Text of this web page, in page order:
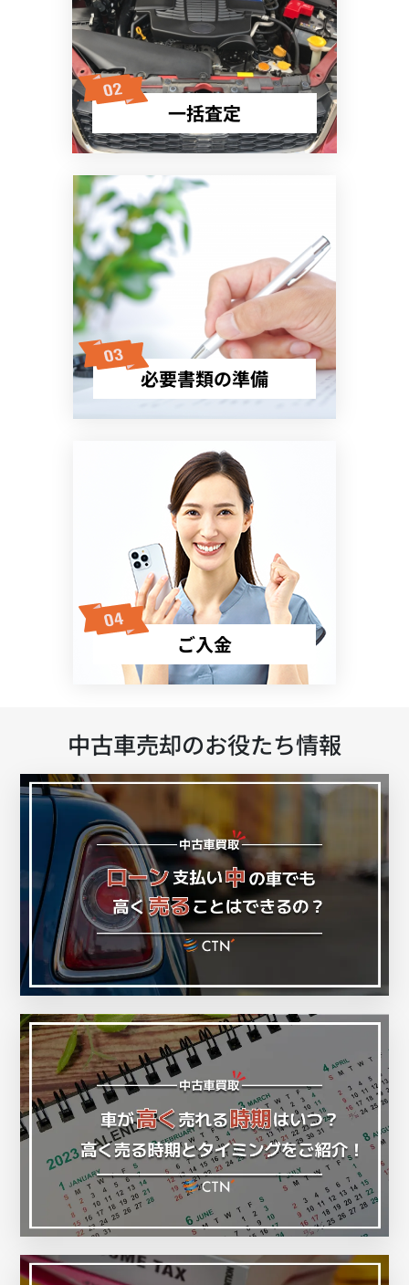
一括査定
必要書類の準備
ご入金
中古車売却のお役たち情報